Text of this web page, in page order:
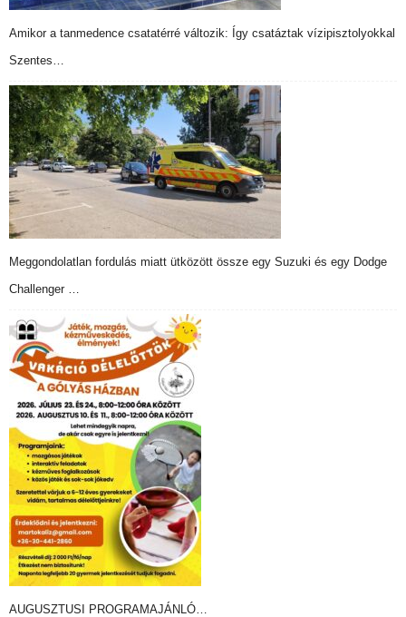
Amikor a tanmedence csatatérré változik: Így csatáztak vízipisztolyokkal
Szentes…
Meggondolatlan fordulás miatt ütközött össze egy Suzuki és egy Dodge
Challenger …
AUGUSZTUSI PROGRAMAJÁNLÓ…